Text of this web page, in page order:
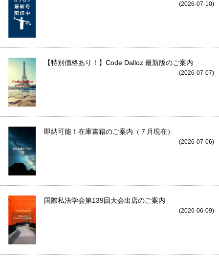
(2026-07-10)
【特別価格あり！】Code Dalloz 最新版のご案内
(2026-07-07)
即納可能！在庫書籍のご案内（７月現在）
(2026-07-06)
国際私法学会第139回大会出店のご案内
(2026-06-09)